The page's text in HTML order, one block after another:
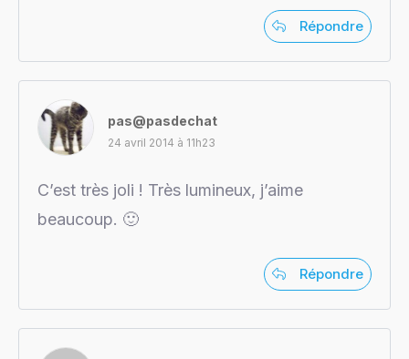
Répondre
pas@pasdechat
24 avril 2014 à 11h23
C’est très joli ! Très lumineux, j’aime
beaucoup. 🙂
Répondre